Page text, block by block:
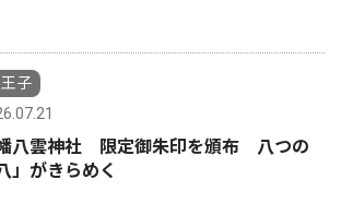
子
八雲神社 限定御朱印を頒布 八つの
」がきらめく